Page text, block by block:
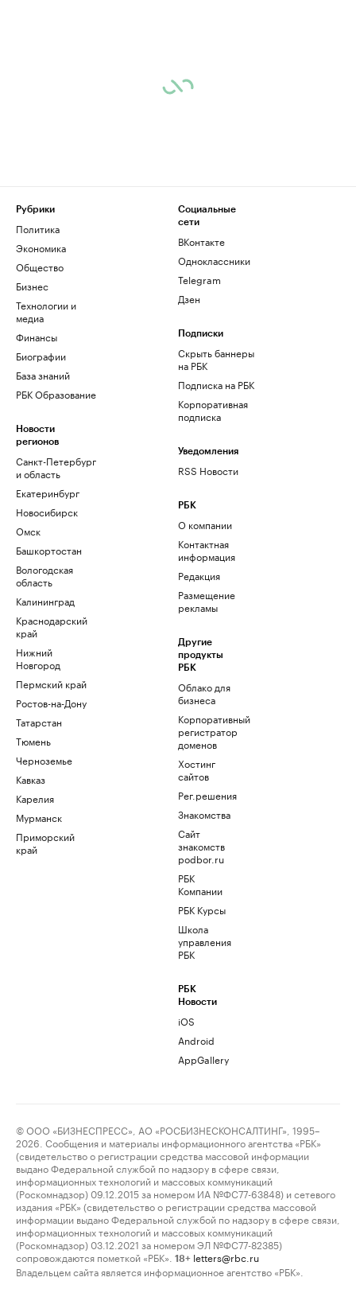
Рубрики
Политика
Экономика
Общество
Бизнес
Технологии и
медиа
Финансы
Биографии
База знаний
РБК Образование
Новости
регионов
Санкт-Петербург
и область
Екатеринбург
Новосибирск
Омск
Башкортостан
Вологодская
область
Калининград
Краснодарский
край
Нижний
Новгород
Пермский край
Ростов-на-Дону
Татарстан
Тюмень
Черноземье
Кавказ
Карелия
Мурманск
Приморский
край
Социальные
сети
ВКонтакте
Одноклассники
Telegram
Дзен
Подписки
Скрыть баннеры
на РБК
Подписка на РБК
Корпоративная
подписка
Уведомления
RSS Новости
РБК
О компании
Контактная
информация
Редакция
Размещение
рекламы
Другие
продукты
РБК
Облако для
бизнеса
Корпоративный
регистратор
доменов
Хостинг
сайтов
Рег.решения
Знакомства
Сайт
знакомств
podbor.ru
РБК
Компании
РБК Курсы
Школа
управления
РБК
РБК
Новости
iOS
Android
AppGallery
© ООО «БИЗНЕСПРЕСС», АО «РОСБИЗНЕСКОНСАЛТИНГ», 1995–
2026. Сообщения и материалы информационного агентства «РБК»
(свидетельство о регистрации средства массовой информации
выдано Федеральной службой по надзору в сфере связи,
информационных технологий и массовых коммуникаций
(Роскомнадзор) 09.12.2015 за номером ИА №ФС77-63848) и сетевого
издания «РБК» (свидетельство о регистрации средства массовой
информации выдано Федеральной службой по надзору в сфере связи,
информационных технологий и массовых коммуникаций
(Роскомнадзор) 03.12.2021 за номером ЭЛ №ФС77-82385)
сопровождаются пометкой «РБК».
18+ letters@rbc.ru
Владельцем сайта является информационное агентство «РБК».